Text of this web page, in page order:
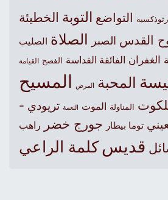
التواضع التوبة الخطيئة
القدس الصبر الصلاة الصليب
الفائقة القداسة الفصح القيامة
المحبة المرض المسيح
المناولة الموت النعمة تريودي -
توما بيطار جورج خضر راهب
قديس كلمة الراعي